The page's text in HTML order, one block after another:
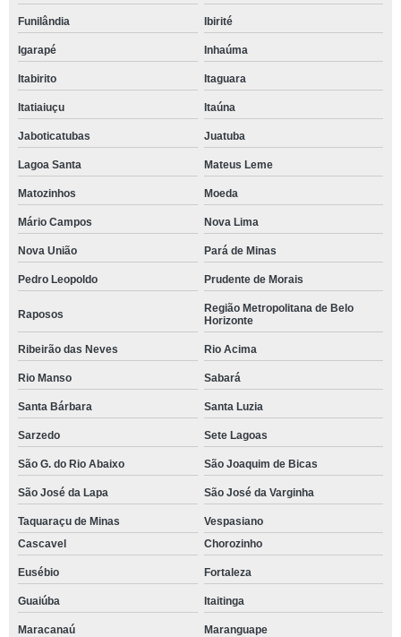
Funilândia Ibirité
Igarapé Inhaúma
Itabirito Itaguara
Itatiaiuçu Itaúna
Jaboticatubas Juatuba
Lagoa Santa Mateus Leme
Matozinhos Moeda
Mário Campos Nova Lima
Nova União Pará de Minas
Pedro Leopoldo Prudente de Morais
Raposos
Região Metropolitana de Belo
Horizonte
Ribeirão das Neves Rio Acima
Rio Manso Sabará
Santa Bárbara Santa Luzia
Sarzedo Sete Lagoas
São G. do Rio Abaixo São Joaquim de Bicas
São José da Lapa São José da Varginha
Taquaraçu de Minas
Vespasiano
Cascavel
Chorozinho
Eusébio Fortaleza
Guaiúba Itaitinga
Maracanaú Maranguape